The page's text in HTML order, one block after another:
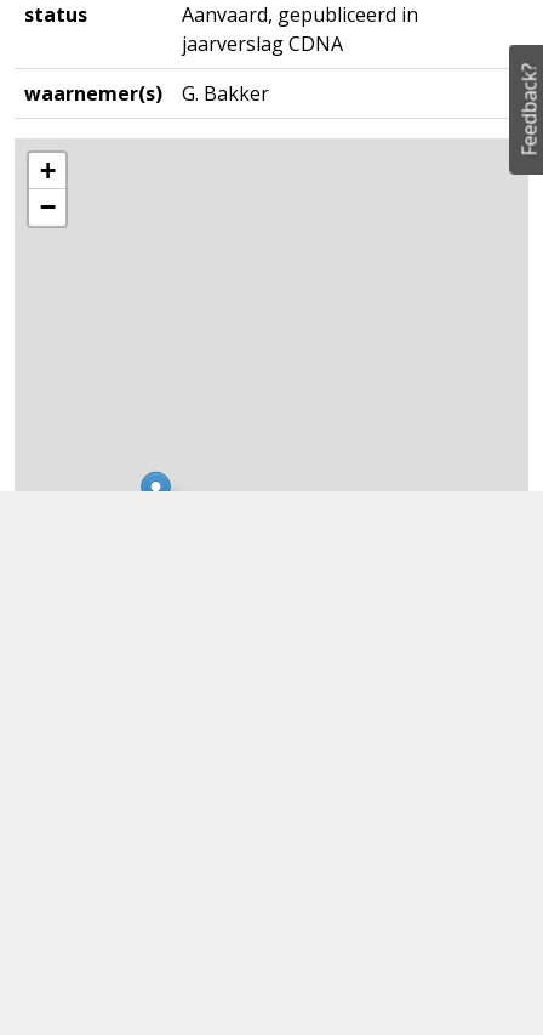
status
Aanvaard, gepubliceerd in
jaarverslag CDNA
waarnemer(s)
G. Bakker
+
−
Feedback?